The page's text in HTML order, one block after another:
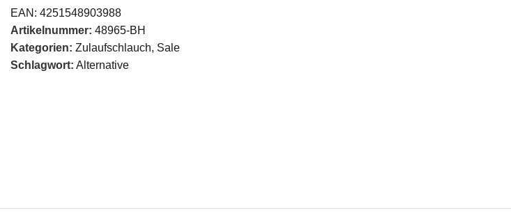
EAN: 4251548903988
Artikelnummer: 48965-BH
Kategorien: Zulaufschlauch, Sale
Schlagwort: Alternative